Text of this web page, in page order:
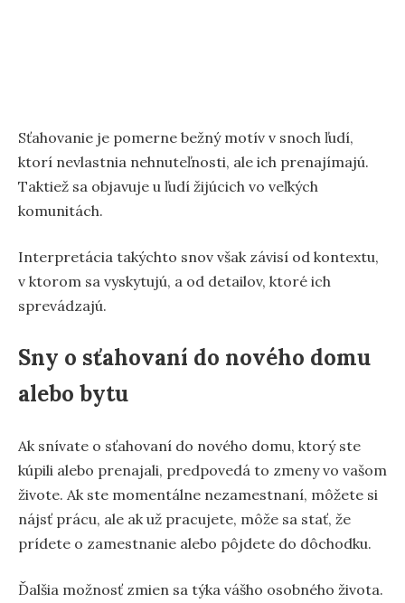
Sťahovanie je pomerne bežný motív v snoch ľudí,
ktorí nevlastnia nehnuteľnosti, ale ich prenajímajú.
Taktiež sa objavuje u ľudí žijúcich vo veľkých
komunitách.
Interpretácia takýchto snov však závisí od kontextu,
v ktorom sa vyskytujú, a od detailov, ktoré ich
sprevádzajú.
Sny o sťahovaní do nového domu
alebo bytu
Ak snívate o sťahovaní do nového domu, ktorý ste
kúpili alebo prenajali, predpovedá to zmeny vo vašom
živote. Ak ste momentálne nezamestnaní, môžete si
nájsť prácu, ale ak už pracujete, môže sa stať, že
prídete o zamestnanie alebo pôjdete do dôchodku.
Ďalšia možnosť zmien sa týka vášho osobného života.